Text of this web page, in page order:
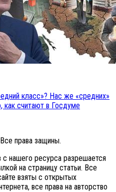
класс»? Нас же «средних»
как считают в Госдуме
права защины.
нашего ресурса разрешается
на страницу статьи. Все
взяты с открытых
все права на авторство